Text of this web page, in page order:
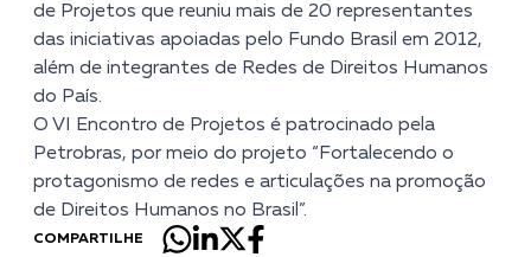
de Projetos que reuniu mais de 20 representantes
das iniciativas apoiadas pelo Fundo Brasil em 2012,
além de integrantes de Redes de Direitos Humanos
do País.
O VI Encontro de Projetos é patrocinado pela
Petrobras, por meio do projeto “Fortalecendo o
protagonismo de redes e articulações na promoção
de Direitos Humanos no Brasil”.
COMPARTILHE